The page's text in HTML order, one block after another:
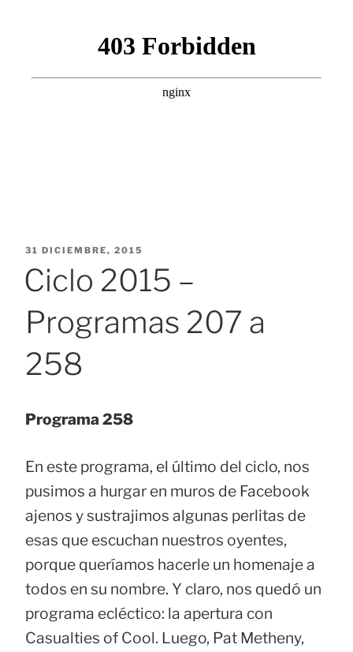
PUBLICADO
31 DICIEMBRE, 2015
Ciclo 2015 –
Programas 207 a
258
Programa 258
En este programa, el último del ciclo, nos
pusimos a hurgar en muros de Facebook
ajenos y sustrajimos algunas perlitas de
esas que escuchan nuestros oyentes,
porque queríamos hacerle un homenaje a
todos en su nombre. Y claro, nos quedó un
programa ecléctico: la apertura con
Casualties of Cool. Luego, Pat Metheny,